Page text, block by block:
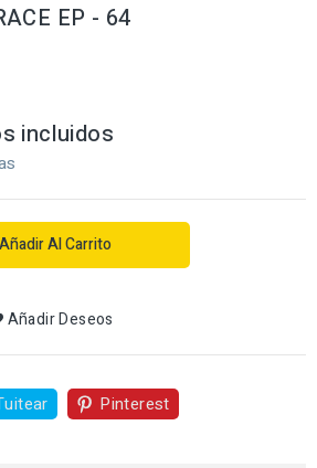
EP - 64
incluidos
Añadir Al Carrito
Añadir Deseos
Pinterest